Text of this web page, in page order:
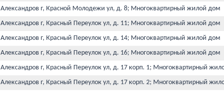
Александров г, Красной Молодежи ул, д. 8; Многоквартирный жилой дом
Александров г, Красный Переулок ул, д. 11; Многоквартирный жилой дом
Александров г, Красный Переулок ул, д. 14; Многоквартирный жилой дом
Александров г, Красный Переулок ул, д. 16; Многоквартирный жилой дом
Александров г, Красный Переулок ул, д. 17 корп. 1; Многоквартирный
Александров г, Красный Переулок ул, д. 17 корп. 2; Многоквартирный